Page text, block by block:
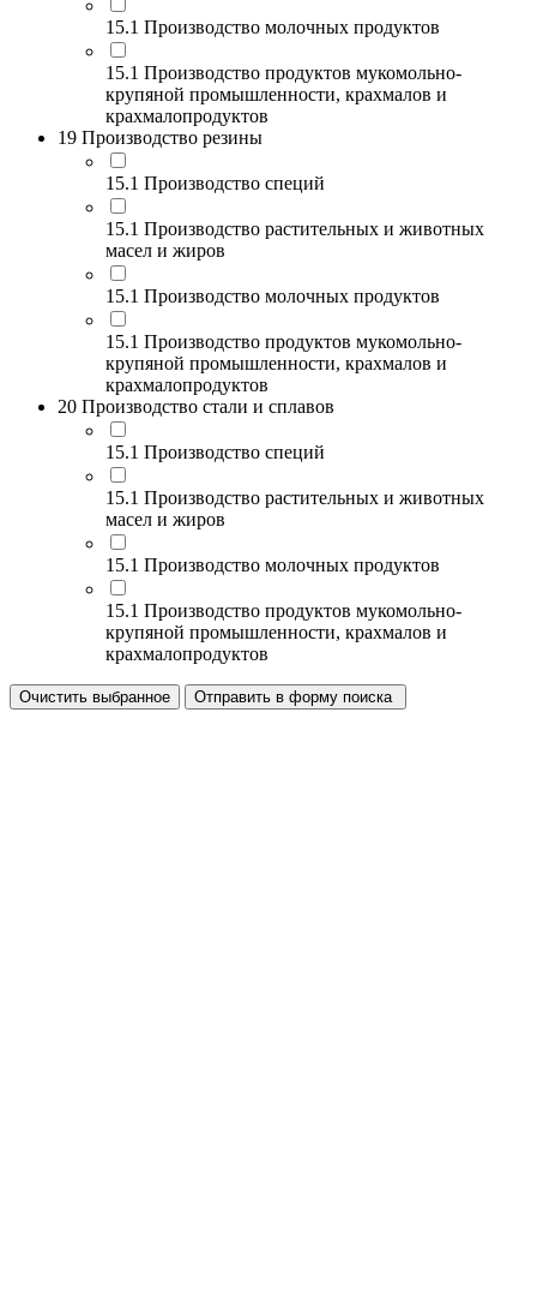
15.1 Производство молочных продуктов
15.1 Производство продуктов мукомольно-
крупяной промышленности, крахмалов и
крахмалопродуктов
19 Производство резины
15.1 Производство специй
15.1 Производство растительных и животных
масел и жиров
15.1 Производство молочных продуктов
15.1 Производство продуктов мукомольно-
крупяной промышленности, крахмалов и
крахмалопродуктов
20 Производство стали и сплавов
15.1 Производство специй
15.1 Производство растительных и животных
масел и жиров
15.1 Производство молочных продуктов
15.1 Производство продуктов мукомольно-
крупяной промышленности, крахмалов и
крахмалопродуктов